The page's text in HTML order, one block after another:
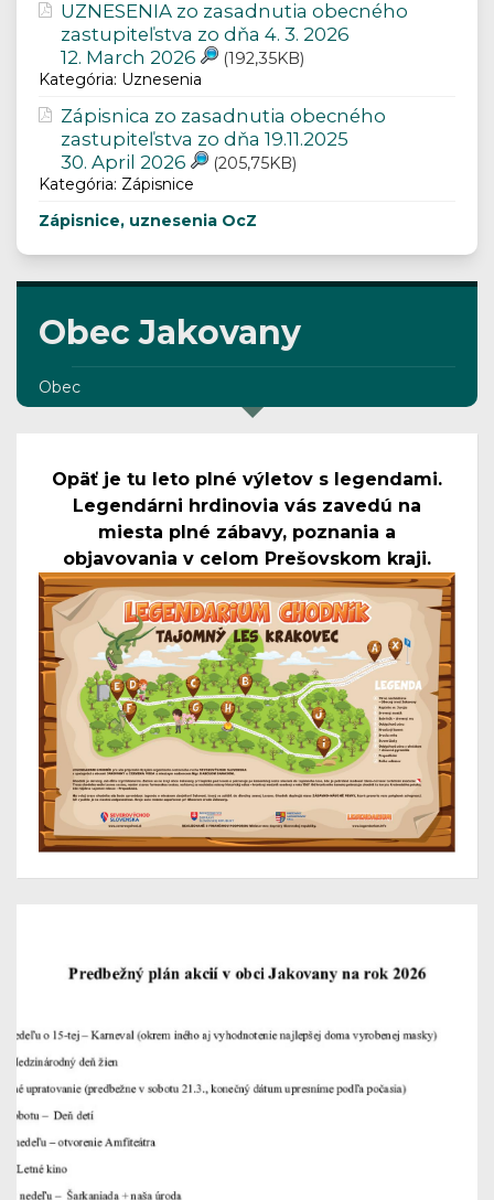
Obec Jakovany
Obec
Opäť je tu leto plné výletov s legendami.
Legendárni hrdinovia vás zavedú na
miesta plné zábavy, poznania a
objavovania v celom Prešovskom kraji.
UZNESENIA zo zasadnutia obecného
zastupiteľstva zo dňa 4. 3. 2026
12. March 2026
(192,35KB)
Kategória: Uznesenia
Zápisnica zo zasadnutia obecného
zastupiteľstva zo dňa 19.11.2025
30. April 2026
(205,75KB)
Kategória: Zápisnice
Zápisnice, uznesenia OcZ